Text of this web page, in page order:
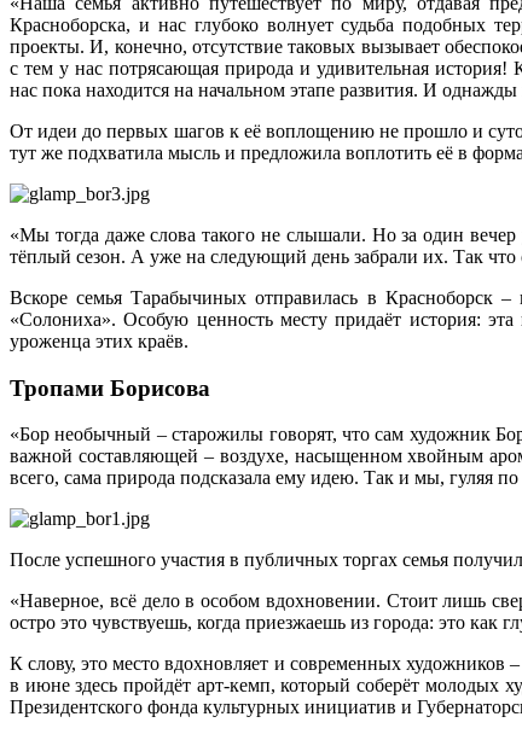
Красноборска, и нас глубоко волнует судьба подобных
проекты. И, конечно, отсутствие таковых вызывает
с тем у нас потрясающая природа и удивительная
нас пока находится на начальном этапе развития. И
От идеи до первых шагов к её воплощению не прошло и
тут же подхватила мысль и предложила воплотить её в
«Мы тогда даже слова такого не слышали. Но за один
тёплый сезон. А уже на следующий день забрали их. Так что
Вскоре семья Тарабычиных отправилась в Красноборск
«Солониха». Особую ценность месту придаёт история:
уроженца этих краёв.
Тропами Борисова
«Бор необычный – старожилы говорят, что сам художник
важной составляющей – воздухе, насыщенном хвойным
всего, сама природа подсказала ему идею. Так и мы, гуляя
После успешного участия в публичных торгах семья
«Наверное, всё дело в особом вдохновении. Стоит лишь
остро это чувствуешь, когда приезжаешь из города: это как
К слову, это место вдохновляет и современных художников
в июне здесь пройдёт арт-кемп, который соберёт
Президентского фонда культурных инициатив и